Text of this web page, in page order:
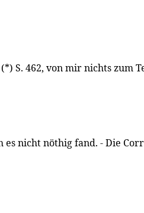
S. 462, von mir nichts zum
es nicht nöthig fand. - Die